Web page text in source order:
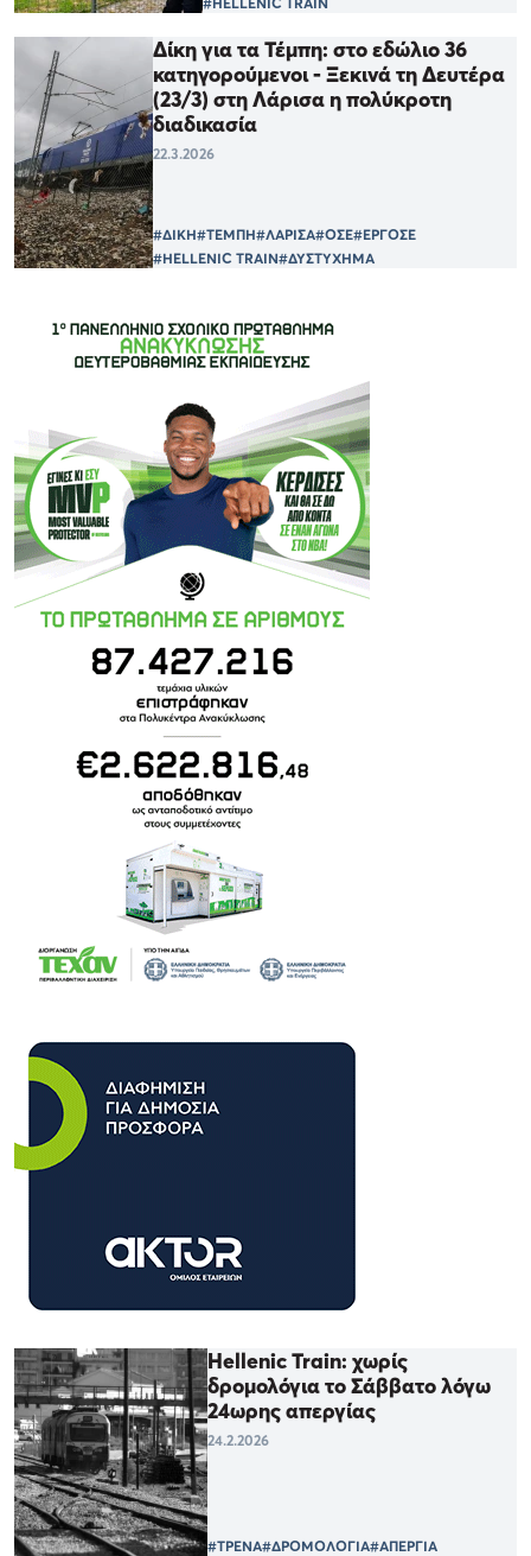
Δίκη για τα Τέμπη: στο εδώλιο 36
κατηγορούμενοι - Ξεκινά τη Δευτέρα
(23/3) στη Λάρισα η πολύκροτη
διαδικασία
22.3.2026
#ΔΙΚΗ#ΤΕΜΠΗ#ΛΑΡΙΣΑ#ΟΣΕ#ΕΡΓΟΣΕ
#HELLENIC TRAIN#ΔΥΣΤΥΧΗΜΑ
Hellenic Train: χωρίς
δρομολόγια το Σάββατο λόγω
24ωρης απεργίας
24.2.2026
#ΤΡΕΝΑ#ΔΡΟΜΟΛΟΓΙΑ#ΑΠΕΡΓΙΑ